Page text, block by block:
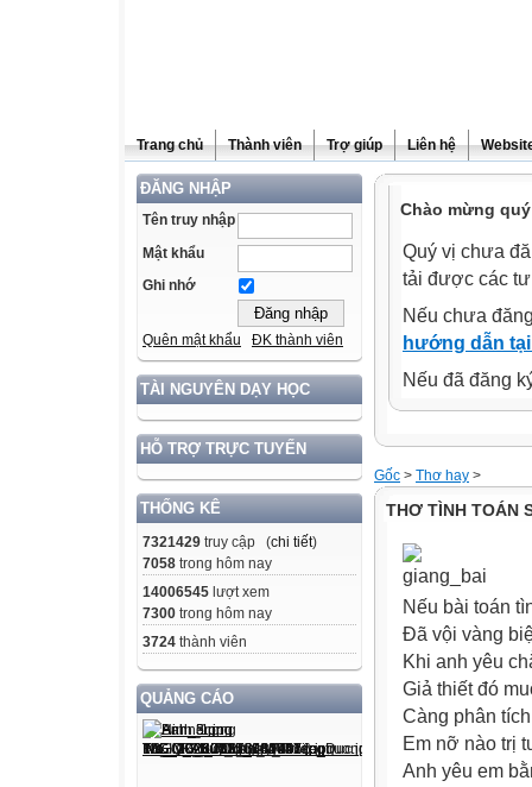
Trang chủ Thành viên Trợ giúp Liên hệ
ĐĂNG NHẬP
Tên truy nhập
Mật khẩu
Ghi nhớ
Quên mật khẩu ĐK thành viên
TÀI NGUYÊN DẠY HỌC
HỖ TRỢ TRỰC TUYẾN
THỐNG KÊ
7321429 truy cập (chi tiết)
7058 trong hôm nay
14006545 lượt xem
7300 trong hôm nay
3724 thành viên
QUẢNG CÁO
Chào mừng
Quý vị chưa
tải được các
Nếu chưa
hướng dẫn
Nếu đã đăng
Gốc > Thơ hay >
THƠ TÌNH TOÁN
Nếu bài toán
Đã vội vàng
Khi anh yêu
Giả thiết đó
Càng phân
Em nỡ nào trị
Anh yêu em